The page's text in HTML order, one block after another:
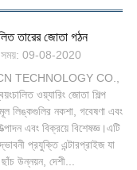
তারের জোতা গঠন
সময়: 09-08-2020
TECHNOLOGY CO.,
ওয়্যারিং জোতা শিল্প
লিঙ্কগুলির নকশা, গবেষণা এবং
এবং বিক্রয়ে বিশেষজ্ঞ।এটি
প্রযুক্তি এন্টারপ্রাইজ যা
উন্নয়ন, দেশী...